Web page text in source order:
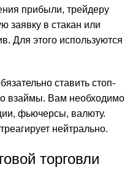
прибыли, трейдеру
заявку в стакан или
Для этого используются
ставить стоп-
взаймы. Вам необходимо
фьючерсы, валюту.
нейтрально.
торговли